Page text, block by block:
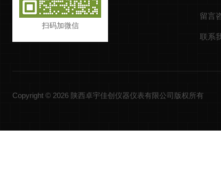
扫码加微信
留言
联系
Copyright © 2026 陕西卓宇佳创仪器仪表有限公司版权所有